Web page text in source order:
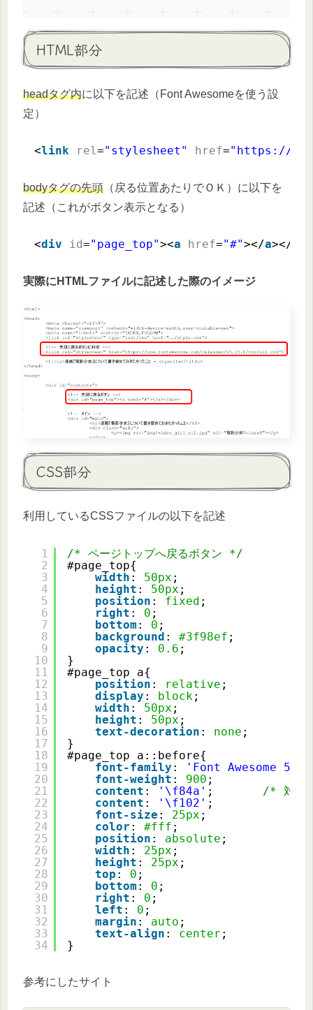
HTML部分
headタグ内に以下を記述（Font Awesomeを使う設
定）
<link rel="stylesheet" href="https://
bodyタグの先頭 （戻る位置あたりでＯＫ）に以下を
記述（これがボタン表示となる）
<div id="page_top"><a href="#"></a></
実際にHTMLファイルに記述した際のイメージ
CSS部分
利用しているCSSファイルの以下を記述
1
2
3
4
5
6
7
8
9
10
11
12
13
14
15
16
17
18
19
20
21
22
23
24
25
26
27
28
29
30
31
32
33
34
/* ページトップへ戻るボタン */
#page_top{
width : 50px ;
height : 50px ;
position : fixed ;
right : 0 ;
bottom : 0 ;
background : #3f98ef ;
opacity : 0.6 ;
}
#page_top a{
position : relative ;
display : block;
width : 50px ;
height : 50px ;
text-decoration : none ;
}
#page_top a::before{
font-family :
'Font Awesome 5
font-weight : 900 ;
content : '\f84a' ; /* 対象
content : '\f102' ;
font-size : 25px ;
color : #fff ;
position : absolute ;
width : 25px ;
height : 25px ;
top : 0 ;
bottom : 0 ;
right : 0 ;
left : 0 ;
margin : auto ;
text-align : center ;
}
参考にしたサイト